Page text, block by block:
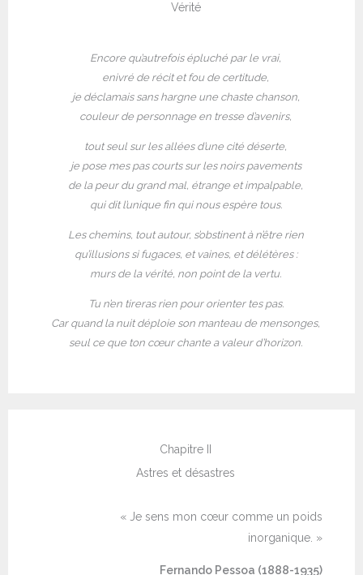
Vérité
Encore qu’autrefois épluché par le vrai,
enivré de récit et fou de certitude,
je déclamais sans hargne une chaste chanson,
couleur de personnage en tresse d’avenirs,
tout seul sur les allées d’une cité déserte,
je pose mes pas courts sur les noirs pavements
de la peur du grand mal, étrange et impalpable,
qui dit l’unique fin qui nous espère tous.
Les chemins, tout autour, s’obstinent à n’être rien
qu’illusions si fugaces, et vaines, et délétères :
murs de la vérité, non point de la vertu.
Tu n’en tireras rien pour orienter tes pas.
Car quand la nuit déploie son manteau de mensonges,
seul ce que ton cœur chante a valeur d’horizon.
Chapitre II
Astres et désastres
« Je sens mon cœur comme un poids
inorganique. »
Fernando Pessoa (1888-1935)